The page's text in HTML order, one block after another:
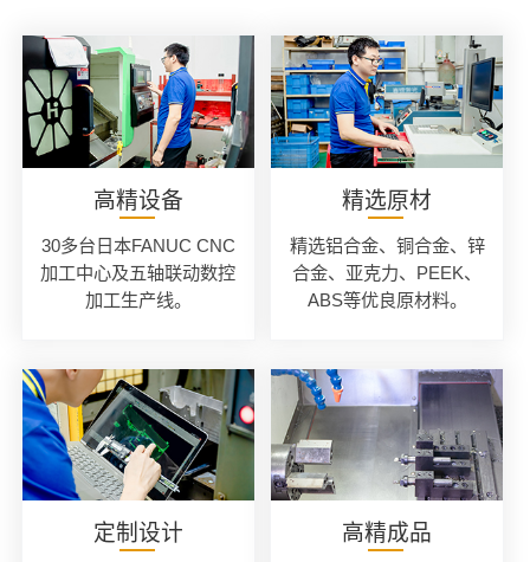
高精设备
30多台日本FANUC CNC
加工中心及五轴联动数控
加工生产线。
精选原材
精选铝合金、铜合金、锌
合金、亚克力、PEEK、
ABS等优良原材料。
定制设计 高精成品